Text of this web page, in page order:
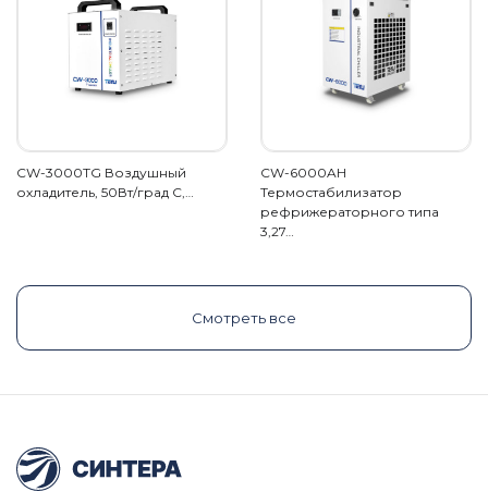
CW-3000TG Воздушный
охладитель, 50Вт/град С,…
CW-6000AH
Термостабилизатор
рефрижераторного типа
3,27…
Смотреть все